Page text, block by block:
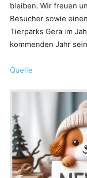
bleiben. Wir freuen
Besucher sowie
Tierparks Gera im
kommenden Jahr
Quelle